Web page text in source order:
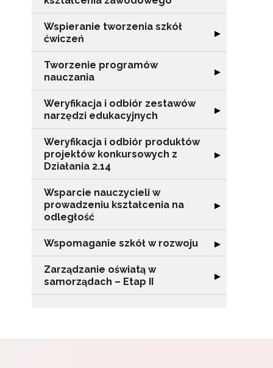
Wspieranie tworzenia szkół
ćwiczeń
Rozwiń sekcję
▶
Tworzenie programów
nauczania
Rozwiń sekcję
▶
Weryfikacja i odbiór zestawów
narzędzi edukacyjnych
Rozwiń sekcję
▶
Weryfikacja i odbiór produktów
projektów konkursowych z
Działania 2.14
Rozwiń sekcję
▶
Wsparcie nauczycieli w
prowadzeniu kształcenia na
odległość
Rozwiń sekcję
▶
Wspomaganie szkół w rozwoju Rozwiń sekcję
▶
Zarządzanie oświatą w
samorządach – Etap II
Rozwiń sekcję
▶